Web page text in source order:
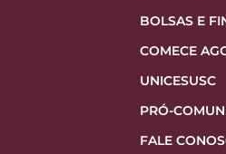
BOLSAS E
COMECE
UNICESUSC
PRÓ-
FALE